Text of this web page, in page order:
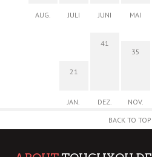
AUG. JULI JUNI MAI
21
JAN.
41
DEZ.
35
NOV.
BACK TO TOP